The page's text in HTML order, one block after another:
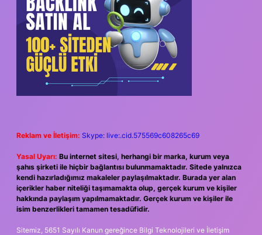
Reklam ve İletişim: Skype: live:.cid.575569c608265c69
Yasal Uyarı: Bu internet sitesi, herhangi bir marka, kurum veya
şahıs şirketi ile hiçbir bağlantısı bulunmamaktadır. Sitede yalnızca
kendi hazırladığımız makaleler paylaşılmaktadır. Burada yer alan
içerikler haber niteliği taşımamakta olup, gerçek kurum ve kişiler
hakkında paylaşım yapılmamaktadır. Gerçek kurum ve kişiler ile
isim benzerlikleri tamamen tesadüfidir.
Sitemiz, 5651 Sayılı Kanun gereğince Bilgi Teknolojileri ve İletişim